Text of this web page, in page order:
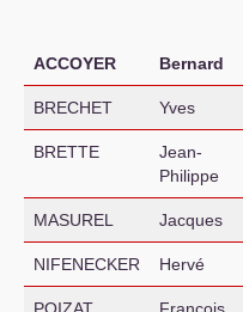
ACCOYER Bernard
BRECHET Yves
BRETTE
Jean-
Philippe
MASUREL Jacques
NIFENECKER Hervé